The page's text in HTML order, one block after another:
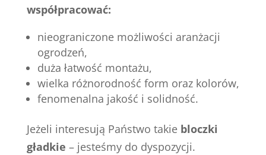
współpracować:
nieograniczone możliwości aranżacji
ogrodzeń,
duża łatwość montażu,
wielka różnorodność form oraz kolorów,
fenomenalna jakość i solidność.
Jeżeli interesują Państwo takie bloczki
gładkie – jesteśmy do dyspozycji.